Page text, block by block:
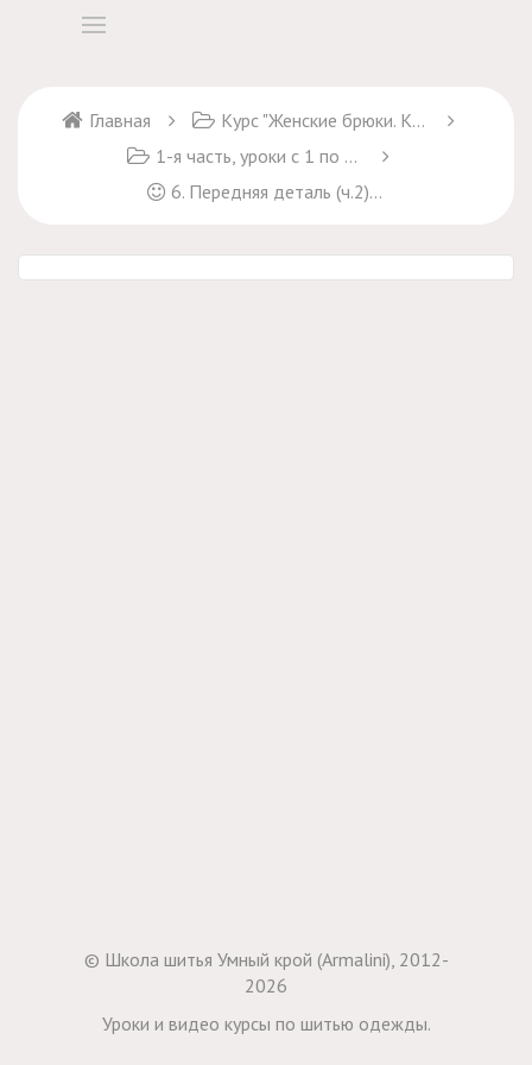
Главная
Курс "Женские брюки. Крой и пошив" + курс "Брюки Марлен"
1-я часть, уроки с 1 по 17
6. Передняя деталь (ч.2) Положение стрелки и нижняя часть
© Школа шитья Умный крой (Armalini), 2012-
2026
Уроки и видео курсы по шитью одежды.